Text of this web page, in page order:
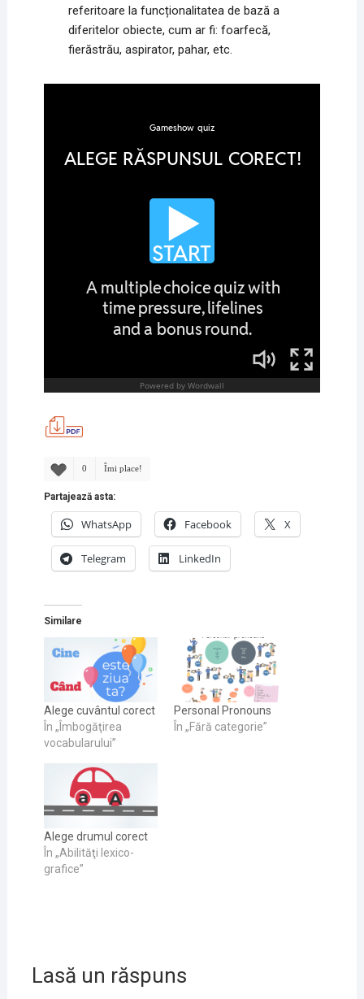
referitoare la funcționalitatea de bază a
diferitelor obiecte, cum ar fi: foarfecă,
fierăstrău, aspirator, pahar, etc.
0 Îmi place!
Partajează asta:
WhatsApp Facebook X
Telegram LinkedIn
Similare
Alege cuvântul corect
În „Îmbogăţirea
vocabularului”
Personal Pronouns
În „Fără categorie”
Alege drumul corect
În „Abilităţi lexico-
grafice”
Lasă un răspuns